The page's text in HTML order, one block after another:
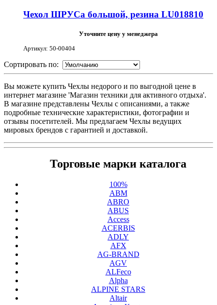
Чехол ШРУСа большой, резина LU018810
Уточните цену у менеджера
Артикул: 50-00404
Сортировать по:
Вы можете купить Чехлы недорого и по выгодной цене в
интернет магазине 'Магазин техники для активного отдыха'.
В магазине представлены Чехлы с описаниями, а также
подробные технические характеристики, фотографии и
отзывы посетителей. Мы предлагаем Чехлы ведущих
мировых брендов с гарантией и доставкой.
Торговые марки каталога
100%
ABM
ABRO
ABUS
Access
ACERBIS
ADLY
AFX
AG-BRAND
AGV
ALFeco
Alpha
ALPINE STARS
Altair